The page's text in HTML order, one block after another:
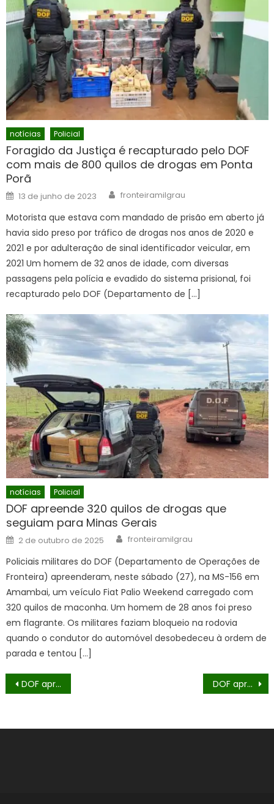
notícias Policial
Foragido da Justiça é recapturado pelo DOF
com mais de 800 quilos de drogas em Ponta
Porã
Posted
on
13 de junho de 2023 Author
fronteiramilgrau
Motorista que estava com mandado de prisão em aberto já
havia sido preso por tráfico de drogas nos anos de 2020 e
2021 e por adulteração de sinal identificador veicular, em
2021 Um homem de 32 anos de idade, com diversas
passagens pela polícia e evadido do sistema prisional, foi
recapturado pelo DOF (Departamento de […]
notícias Policial
DOF apreende 320 quilos de drogas que
seguiam para Minas Gerais
Posted
on
2 de outubro de 2025 Author
fronteiramilgrau
Policiais militares do DOF (Departamento de Operações de
Fronteira) apreenderam, neste sábado (27), na MS-156 em
Amambai, um veículo Fiat Palio Weekend carregado com
320 quilos de maconha. Um homem de 28 anos foi preso
em flagrante. Os militares faziam bloqueio na rodovia
quando o condutor do automóvel desobedeceu à ordem de
parada e tentou […]
Navegação
Post
DOF apreende carro com mais de 560 quilos de maconha no Assentamento Itamarati DOF apreende mais de 1,2 tonelada de droga e recupera veículo roubado em São Paulo